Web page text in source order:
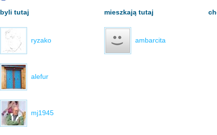
byli tutaj
ryzako
alefur
mj1945
mieszkają tutaj
ambarcita